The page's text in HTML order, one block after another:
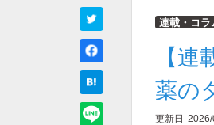
連載・コラ
【
薬の
更新日